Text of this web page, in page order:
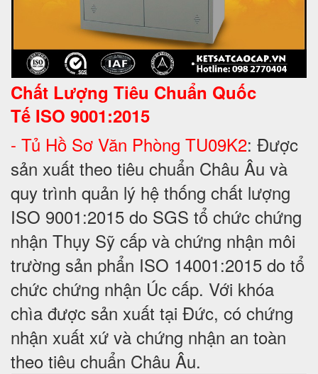
Chất Lượng Tiêu Chuẩn Quốc
Tế ISO 9001:2015
- Tủ Hồ Sơ Văn Phòng TU09K2: Được
sản xuất theo tiêu chuẩn Châu Âu và
quy trình quản lý hệ thống chất lượng
ISO 9001:2015 do SGS tổ chức chứng
nhận Thụy Sỹ cấp và chứng nhận môi
trường sản phẩn ISO 14001:2015 do tổ
chức chứng nhận Úc cấp. Với khóa
chìa được sản xuất tại Đức, có chứng
nhận xuất xứ và chứng nhận an toàn
theo tiêu chuẩn Châu Âu.